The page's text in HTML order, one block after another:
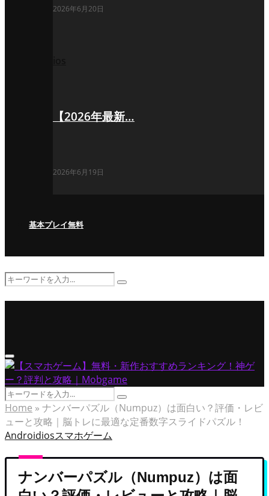
2026年6月20日
【2026年最新…
2026年6月19日
基本プレイ無料
Search
Search
Primary
Menu
Search
for:
Search
Home » ナンバーパズル（Numpuz）は面白い？評価・レビ
ューと攻略｜脳トレに最適な定番数字スライドパズル！
Androidiosスマホゲーム
ナンバーパズル（Numpuz）は面